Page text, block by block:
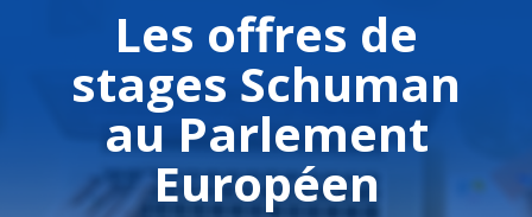
Les offres de
stages Schuman
au Parlement
Européen